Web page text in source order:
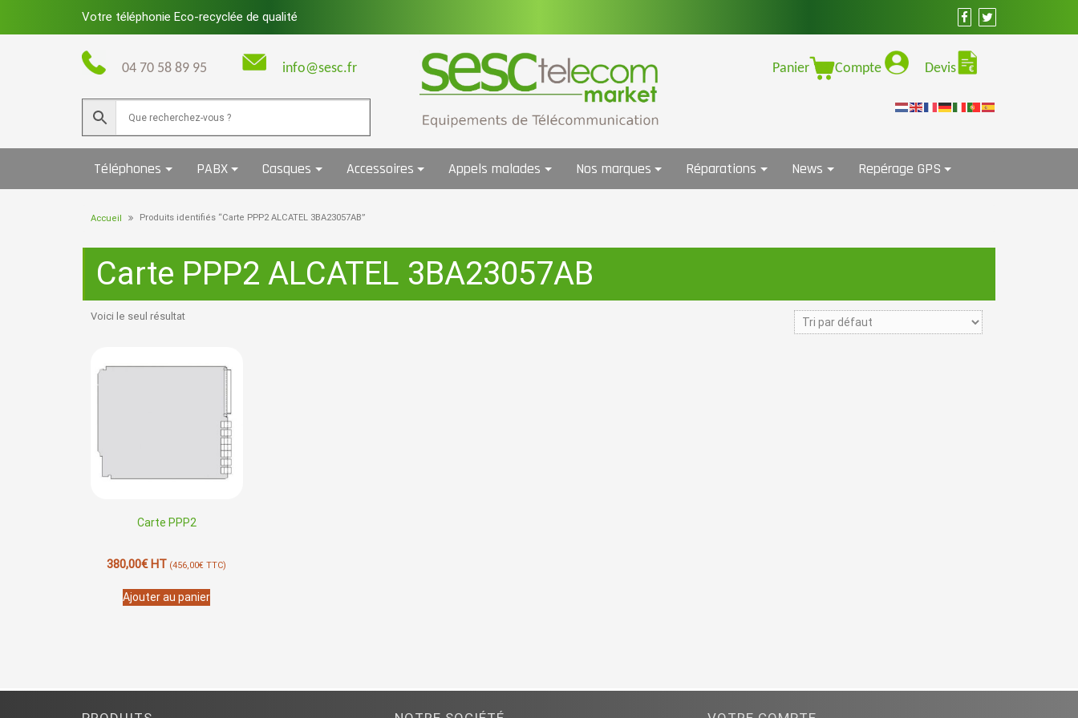
Votre téléphonie Eco-recyclée de qualité
04 70 58 89 95 info@sesc.fr Panier Compte Devis
Téléphones PABX Casques Accessoires Appels malades Nos marques Réparations News Repérage GPS
Accueil Produits identifiés “Carte PPP2 ALCATEL 3BA23057AB”
Carte PPP2 ALCATEL 3BA23057AB
Voici le seul résultat
Carte PPP2
380,00€HT (456,00€ TTC)
Ajouter au panier